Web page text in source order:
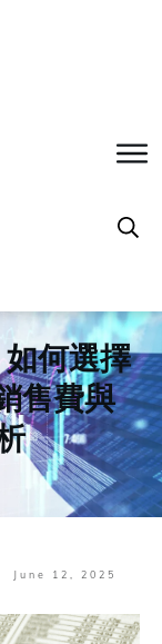
何選擇
售費與
June 12, 2025